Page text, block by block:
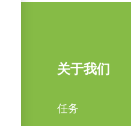
关于我们
任务